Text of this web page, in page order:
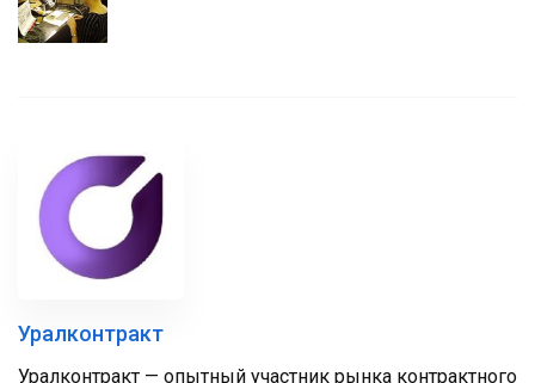
Уралконтракт
Уралконтракт — опытный участник рынка контрактного